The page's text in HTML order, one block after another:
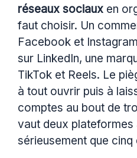
réseaux sociaux en
faut choisir. Un
Facebook et
sur LinkedIn, une
TikTok et Reels. Le
à tout ouvrir puis à
comptes au bout de
vaut deux plateformes
sérieusement que